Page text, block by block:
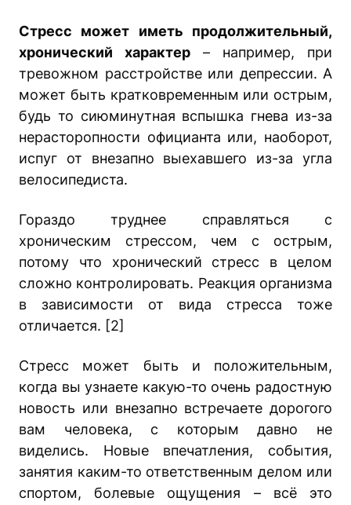
Стресс может иметь продолжительный,
хронический характер – например, при
тревожном расстройстве или депрессии. А
может быть кратковременным или острым,
будь то сиюминутная вспышка гнева из-за
нерасторопности официанта или, наоборот,
испуг от внезапно выехавшего из-за угла
велосипедиста.
Гораздо труднее справляться с
хроническим стрессом, чем с острым,
потому что хронический стресс в целом
сложно контролировать. Реакция организма
в зависимости от вида стресса тоже
отличается. [2]
Стресс может быть и положительным,
когда вы узнаете какую-то очень радостную
новость или внезапно встречаете дорогого
вам человека, с которым давно не
виделись. Новые впечатления, события,
занятия каким-то ответственным делом или
спортом, болевые ощущения – всё это